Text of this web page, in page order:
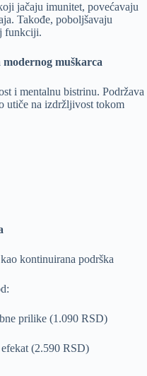
jačaju imunitet, povećavaju
Takođe, poboljšavaju
funkciji.
muškarca
i mentalnu bistrinu. Podržava
utiče na izdržljivost tokom
kontinuirana podrška
prilike (1.090 RSD)
(2.590 RSD)